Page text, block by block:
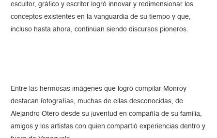
escultor, gráfico y escritor logró innovar y redimensionar los
conceptos existentes en la vanguardia de su tiempo y que,
incluso hasta ahora, continúan siendo discursos pioneros.
Entre las hermosas imágenes que logró compilar Monroy
destacan fotografías, muchas de ellas desconocidas, de
Alejandro Otero desde su juventud en compañía de su familia,
amigos y los artistas con quien compartió experiencias dentro y